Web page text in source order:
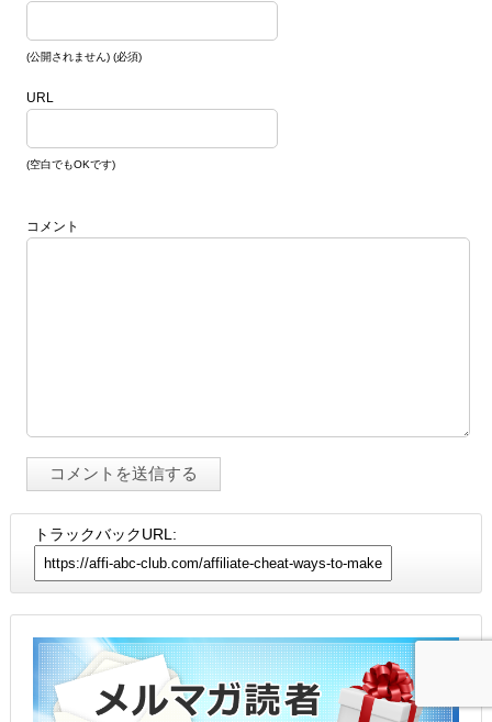
(公開されません) (必須)
URL
(空白でもOKです)
コメント
トラックバックURL: